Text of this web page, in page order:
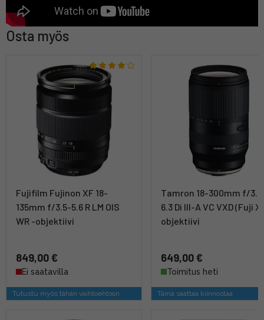
Osta myös
Fujifilm Fujinon XF 18-
135mm f/3.5-5.6 R LM OIS
WR -objektiivi
849,00 €
Ei saatavilla
Tutustu myös tähän vaihtoehtoon
Tamron 18-300mm f/
6.3 Di III-A VC VXD (Fuji
objektiivi
649,00 €
Toimitus heti
Tämä saattaa kiinnostaa